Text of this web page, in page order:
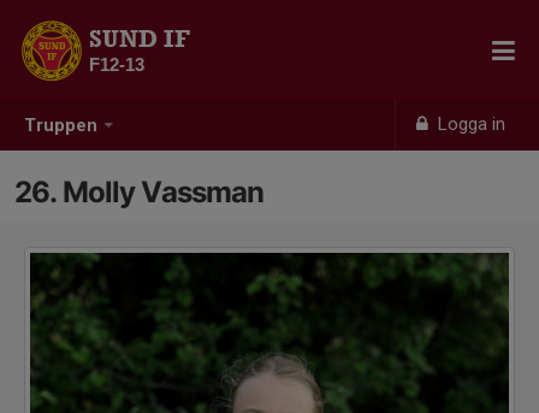
Truppen Logga in
SUND IF
F12-13
26. Molly Vassman